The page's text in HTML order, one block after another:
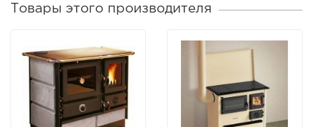
Товары этого производителя